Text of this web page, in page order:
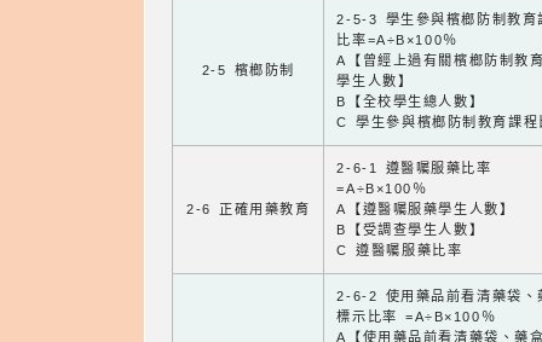
2-5 檳榔防制
2-5-3 學生參與檳榔防制教育
比率=A÷B×100％
A【曾經上過有關檳榔防制教
學生人數】
B【全校學生總人數】
C 學生參與檳榔防制教育課程
2-6 正確用藥教育
2-6-1 遵醫囑服藥比率
=A÷B×100％
A【遵醫囑服藥學生人數】
B【受調查學生人數】
C 遵醫囑服藥比率
2-6-2 使用藥品前看清藥袋、
標示比率 =A÷B×100％
A【使用藥品前看清藥袋、藥